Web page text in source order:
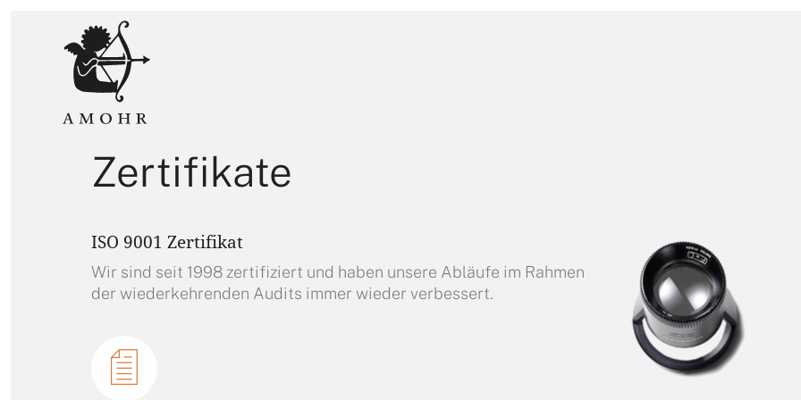
Zertifikate
ISO 9001 Zertifikat
Wir sind seit 1998 zertifiziert und haben unsere Abläufe im Rahmen
der wiederkehrenden Audits immer wieder verbessert.